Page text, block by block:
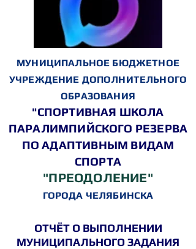
МУНИЦИПАЛЬНОЕ БЮДЖЕТНОЕ
УЧРЕЖДЕНИЕ ДОПОЛНИТЕЛЬНОГО
ОБРАЗОВАНИЯ
"СПОРТИВНАЯ ШКОЛА
ПАРАЛИМПИЙСКОГО РЕЗЕРВА
ПО АДАПТИВНЫМ ВИДАМ
СПОРТА
"ПРЕОДОЛЕНИЕ"
ГОРОДА ЧЕЛЯБИНСКА
ОТЧЁТ О ВЫПОЛНЕНИИ
МУНИЦИПАЛЬНОГОЗАДАНИЯ